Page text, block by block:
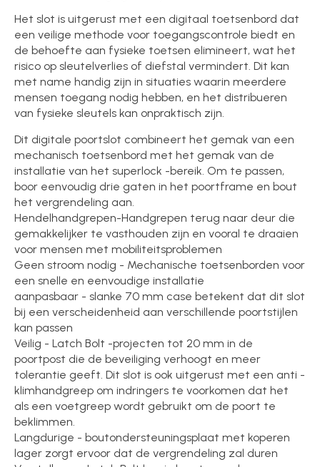
Het slot is uitgerust met een digitaal toetsenbord dat
een veilige methode voor toegangscontrole biedt en
de behoefte aan fysieke toetsen elimineert, wat het
risico op sleutelverlies of diefstal vermindert. Dit kan
met name handig zijn in situaties waarin meerdere
mensen toegang nodig hebben, en het distribueren
van fysieke sleutels kan onpraktisch zijn.
Dit digitale poortslot combineert het gemak van een
mechanisch toetsenbord met het gemak van de
installatie van het superlock -bereik. Om te passen,
boor eenvoudig drie gaten in het poortframe en bout
het vergrendeling aan.
Hendelhandgrepen-Handgrepen terug naar deur die
gemakkelijker te vasthouden zijn en vooral te draaien
voor mensen met mobiliteitsproblemen
Geen stroom nodig - Mechanische toetsenborden voor
een snelle en eenvoudige installatie
aanpasbaar - slanke 70 mm case betekent dat dit slot
bij een verscheidenheid aan verschillende poortstijlen
kan passen
Veilig - Latch Bolt -projecten tot 20 mm in de
poortpost die de beveiliging verhoogt en meer
tolerantie geeft. Dit slot is ook uitgerust met een anti -
klimhandgreep om indringers te voorkomen dat het
als een voetgreep wordt gebruikt om de poort te
beklimmen.
Langdurige - boutondersteuningsplaat met koperen
lager zorgt ervoor dat de vergrendeling zal duren